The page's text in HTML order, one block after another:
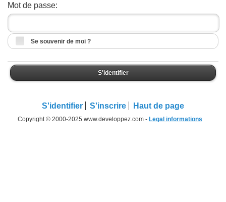
Mot de passe:
Se souvenir de moi ?
S'identifier
S'identifier S'inscrire Haut de page
Copyright © 2000-2025 www.developpez.com - Legal informations